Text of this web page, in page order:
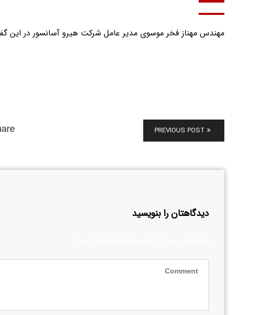
مهندس مهناز فخر موسوی مدیر عامل شرکت هیرو آسانسور در این
دیدگاهتان را بنویسید